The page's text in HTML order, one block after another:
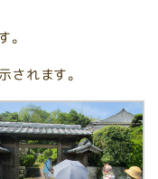
。
されます。